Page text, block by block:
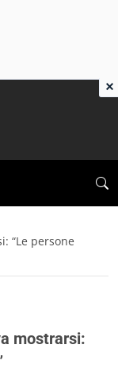
“Le persone
mostrarsi:
×